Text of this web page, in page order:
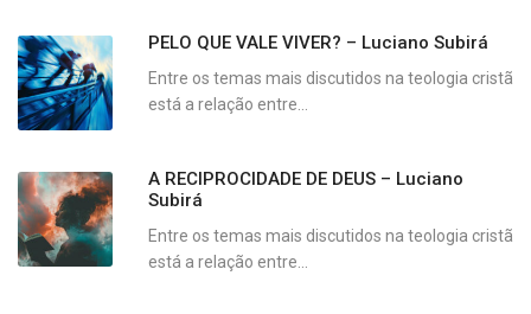
PELO QUE VALE VIVER? – Luciano Subirá
Entre os temas mais discutidos na teologia cristã
está a relação entre...
A RECIPROCIDADE DE DEUS – Luciano
Subirá
Entre os temas mais discutidos na teologia cristã
está a relação entre...